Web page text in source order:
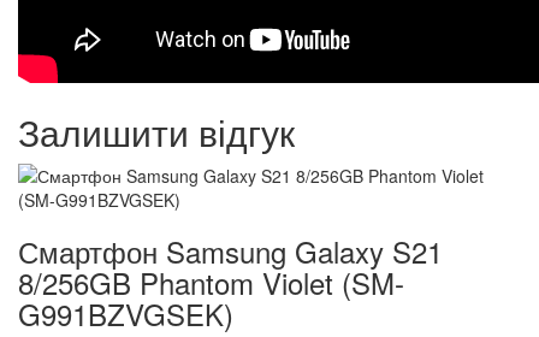
Залишити відгук
Смартфон Samsung Galaxy S21
8/256GB Phantom Violet (SM-
G991BZVGSEK)